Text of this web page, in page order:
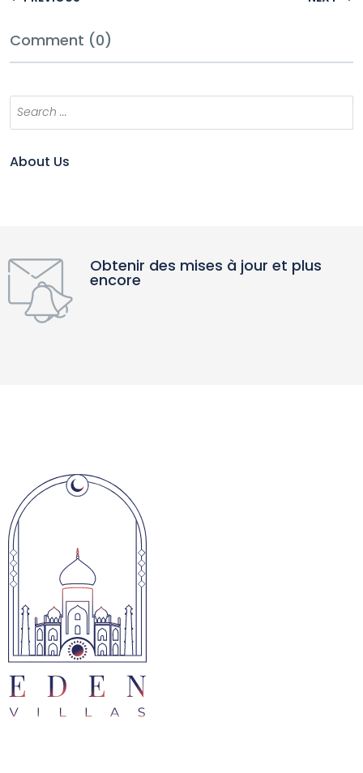
Comment (0)
About Us
Obtenir des mises à jour et plus
encore